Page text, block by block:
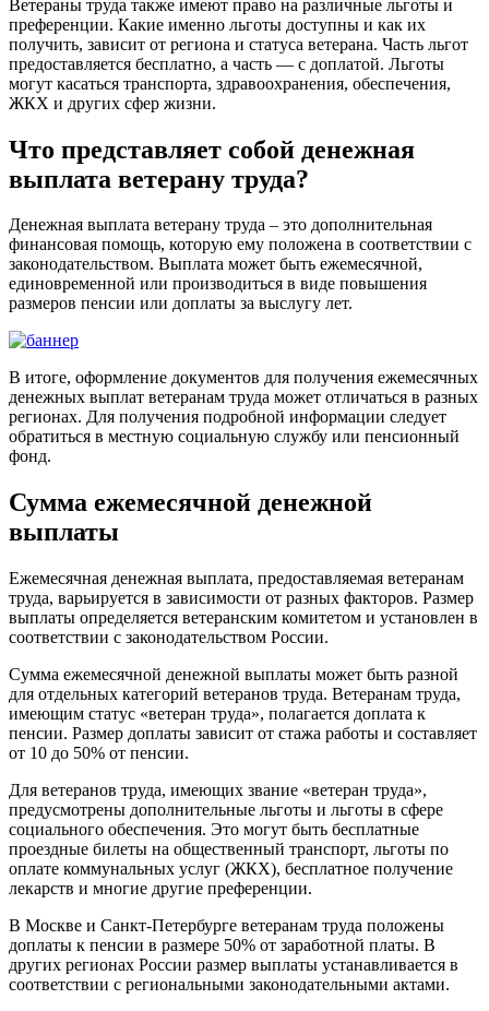
Ветераны труда также имеют право на различные льготы и
преференции. Какие именно льготы доступны и как их
получить, зависит от региона и статуса ветерана. Часть льгот
предоставляется бесплатно, а часть — с доплатой. Льготы
могут касаться транспорта, здравоохранения, обеспечения,
ЖКХ и других сфер жизни.
Что представляет собой денежная
выплата ветерану труда?
Денежная выплата ветерану труда – это дополнительная
финансовая помощь, которую ему положена в соответствии с
законодательством. Выплата может быть ежемесячной,
единовременной или производиться в виде повышения
размеров пенсии или доплаты за выслугу лет.
В итоге, оформление документов для получения ежемесячных
денежных выплат ветеранам труда может отличаться в разных
регионах. Для получения подробной информации следует
обратиться в местную социальную службу или пенсионный
фонд.
Сумма ежемесячной денежной
выплаты
Ежемесячная денежная выплата, предоставляемая ветеранам
труда, варьируется в зависимости от разных факторов. Размер
выплаты определяется ветеранским комитетом и установлен в
соответствии с законодательством России.
Сумма ежемесячной денежной выплаты может быть разной
для отдельных категорий ветеранов труда. Ветеранам труда,
имеющим статус «ветеран труда», полагается доплата к
пенсии. Размер доплаты зависит от стажа работы и составляет
от 10 до 50% от пенсии.
Для ветеранов труда, имеющих звание «ветеран труда»,
предусмотрены дополнительные льготы и льготы в сфере
социального обеспечения. Это могут быть бесплатные
проездные билеты на общественный транспорт, льготы по
оплате коммунальных услуг (ЖКХ), бесплатное получение
лекарств и многие другие преференции.
В Москве и Санкт-Петербурге ветеранам труда положены
доплаты к пенсии в размере 50% от заработной платы. В
других регионах России размер выплаты устанавливается в
соответствии с региональными законодательными актами.